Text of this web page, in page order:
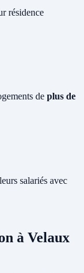
résidence
de plus de
salariés avec
à Velaux